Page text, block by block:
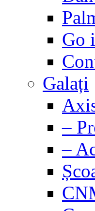
Go
Galați
–
–